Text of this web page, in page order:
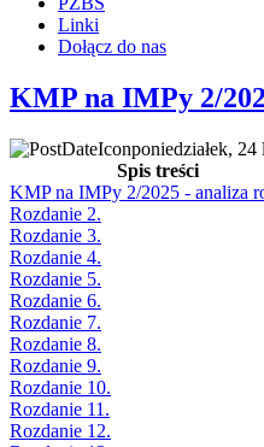
Linki
Dołącz do nas
KMP na IMPy 2/
poniedziałek,
Spis treści
KMP na IMPy 2/2025 - analiza
Rozdanie 2.
Rozdanie 3.
Rozdanie 4.
Rozdanie 5.
Rozdanie 6.
Rozdanie 7.
Rozdanie 8.
Rozdanie 9.
Rozdanie 10.
Rozdanie 11.
Rozdanie 12.